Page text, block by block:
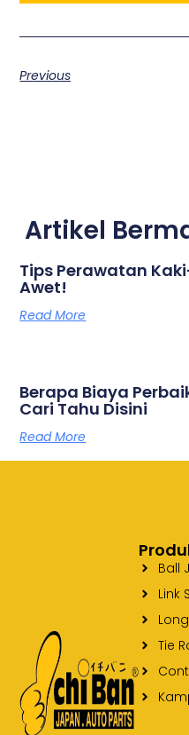
Previous
Artikel
Tips Perawatan
Awet!
Read More
Berapa Biaya
Cari Tahu Disini
Read More
Ball
Link
Tie